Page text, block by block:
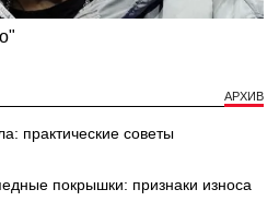
АРХИВ
практические советы
покрышки: признаки износа